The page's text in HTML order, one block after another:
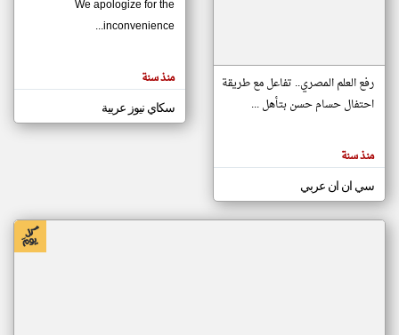
مصادر الأخبار من موريتانيا
اخبار موريتانيا على مدار الساعة
أهم اخبار موريتانيا العاجلة والمباشرة
المقالات
الموجوده
هنا عن
رفع العلم المصري.. تفاعل مع طريقة
احتفال حسام حسن بتأهل ...
منذ سنة
سي ان ان عربي
We apologize for the
inconvenience...
منذ سنة
سكاي نيوز عربية
klyoum.com